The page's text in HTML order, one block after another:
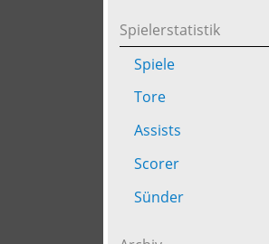
Spielerstatistik
Spiele
Tore
Assists
Scorer
Sünder